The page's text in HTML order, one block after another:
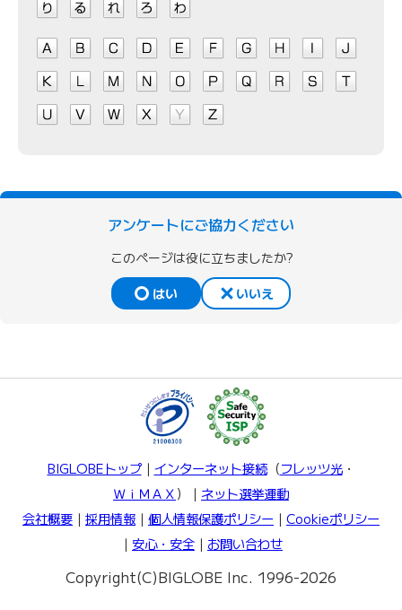
アンケートにご協力ください
このページは役に立ちましたか?
はい
いいえ
BIGLOBEトップ｜ インターネット接続（フレッツ光・
ＷｉＭＡＸ）｜ ネット選挙運動
会社概要 ｜ 採用情報 ｜ 個人情報保護ポリシー ｜ Cookieポリシー
｜ 安心・安全 ｜ お問い合わせ
Copyright(C)BIGLOBE Inc. 1996-2026